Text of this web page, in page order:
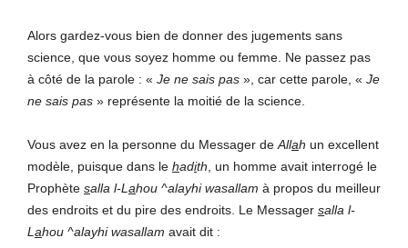
Alors gardez-vous bien de donner des jugements sans
science, que vous soyez homme ou femme. Ne passez pas
à côté de la parole : « Je ne sais pas », car cette parole, « Je
ne sais pas » représente la moitié de la science.
Vous avez en la personne du Messager de Allah un excellent
modèle, puisque dans le hadith , un homme avait interrogé le
Prophète salla l-L ahou ^alayhi wasallam à propos du meilleur
des endroits et du pire des endroits. Le Messager salla l-
L ahou ^alayhi wasallam avait dit :